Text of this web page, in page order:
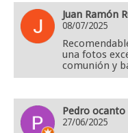
Juan Ramón
08/07/2025
una fotos
comunión y
Pedro ocanto
27/06/2025